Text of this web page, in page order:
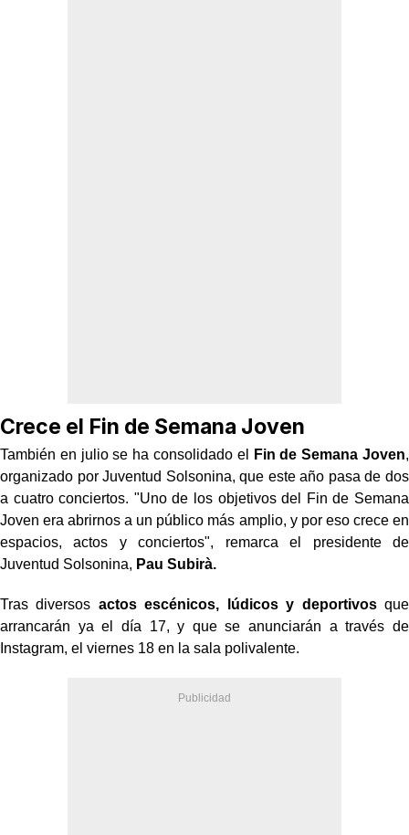
Crece el Fin de Semana Joven
También en julio se ha consolidado el Fin de Semana Joven,
organizado por Juventud Solsonina, que este año pasa de dos
a cuatro conciertos. "Uno de los objetivos del Fin de Semana
Joven era abrirnos a un público más amplio, y por eso crece en
espacios, actos y conciertos", remarca el presidente de
Juventud Solsonina, Pau Subirà.
Tras diversos actos escénicos, lúdicos y deportivosque
arrancarán ya el día 17, y que se anunciarán a través de
Instagram, el viernes 18 en la sala polivalente.